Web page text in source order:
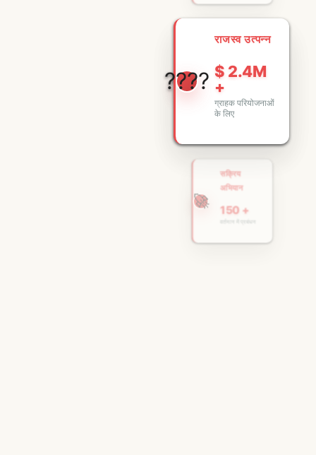
????
राजस्व उत्पन्न
$ 2.4M
+
ग्राहक परियोजनाओं
के लिए
🚀
सक्रिय
अभियान
150 +
वर्तमान में प्रबंधन